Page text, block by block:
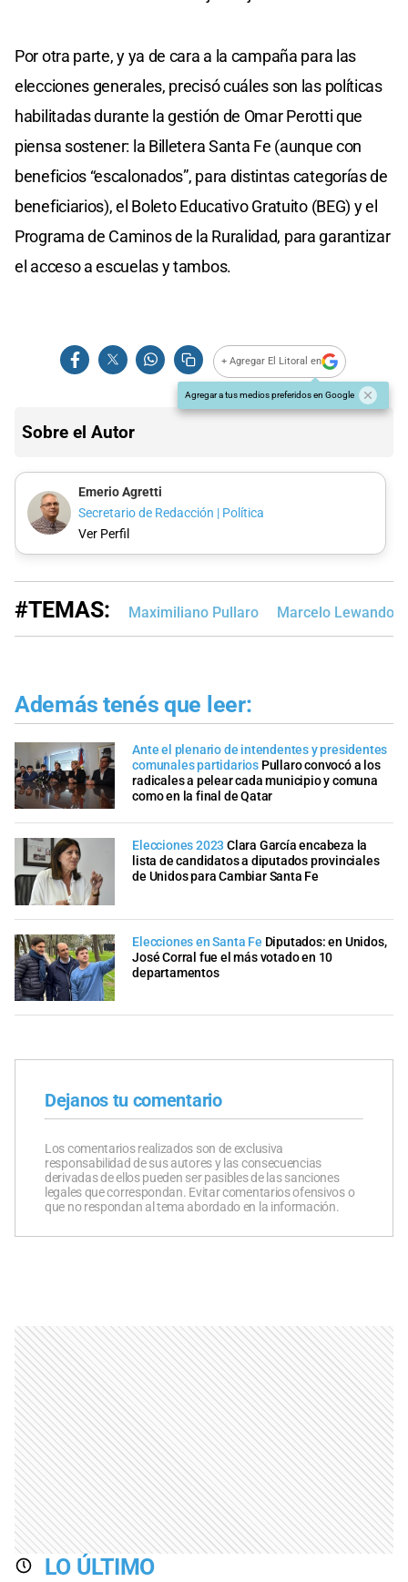
Por otra parte, y ya de cara a la campaña para las
elecciones generales, precisó cuáles son las políticas
habilitadas durante la gestión de Omar Perotti que
piensa sostener: la Billetera Santa Fe (aunque con
beneficios “escalonados”, para distintas categorías de
beneficiarios), el Boleto Educativo Gratuito (BEG) y el
Programa de Caminos de la Ruralidad, para garantizar
el acceso a escuelas y tambos.
+ Agregar El Litoral en
Agregar a tus medios preferidos en Google
Sobre el Autor
Emerio Agretti
Secretario de Redacción | Política
Ver Perfil
#TEMAS: Maximiliano Pullaro Marcelo
Además tenés que leer:
Ante el plenario de intendentes y presidentes
comunales partidarios Pullaro convocó a los
radicales a pelear cada municipio y comuna
como en la final de Qatar
Elecciones 2023Clara García encabeza la
lista de candidatos a diputados provinciales
de Unidos para Cambiar Santa Fe
Elecciones en Santa Fe Diputados: en Unidos,
José Corral fue el más votado en 10
departamentos
Dejanos tu comentario
Los comentarios realizados son de exclusiva
responsabilidad de sus autores y las consecuencias
derivadas de ellos pueden ser pasibles de las sanciones
legales que correspondan. Evitar comentarios ofensivos o
que no respondan al tema abordado en la información.
LO ÚLTIMO